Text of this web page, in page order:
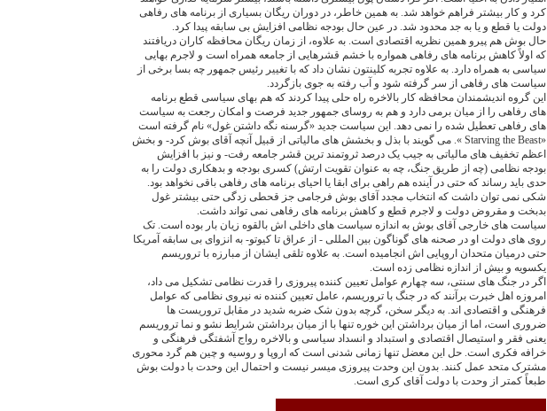
کرد و کار بيشتر فراهم خواهد شد. به همين خاطر، در دوران ريگان بسياری از برنامه های رفاهی
دولت يا قطع و يا به جد محدود شد. در عين حال بودجه نظامی افزايش بی سابقه پيدا کرد.
حال بوش هم پيرو همين نظريه اقتصادی است. به علاوه، از زمان ريگان محافظه کاران دريافتند
که اولاً کاهش برنامه های رفاهی همواره با خشم قشرهايی از جامعه همراه است و لاجرم بهايی
سياسی به همراه دارد. به علاوه تجربه کلينتون نشان داد که با تغيير رئيس جمهور چه بسا برخی از
سياست های رفاهی از سر گرفته شود و آب رفته به جوی بازگردد.
اين گروه انديشمندان محافظه کار بالاخره راه حلی پيدا کردند که هم بهای سياسی قطع برنامه
های رفاهی را از ميان برمی دارد و هم به روسای جمهور جديد فرصت و امکان رجعت به سياست
های رفاهی تعطيل شده را نمی دهد. اين سياست جديد «گرسنه نگه داشتن غول» نام گرفته است
«Starving the Beast ». می گويند با بذل و بخشش های مالياتی از قبيل آنچه آقای بوش کرد- و بخش
اعظم تخفيف های مالياتی به جيب يک درصد ثروتمند ترين قشر جامعه رفت- و نيز با افزايش
بودجه نظامی (چه از طريق جنگ، چه به عنوان تقويت ارتش) کسری بودجه و بدهکاری دولت را به
حدی بايد رساند که حتی در آينده هم راهی برای ابقا يا احيای برنامه های رفاهی باقی نخواهد بود.
شکی نمی توان داشت که انتخاب مجدد آقای بوش فرجامی جز قحطی زدگی حتی بيشتر غول
بدبخت و مقروض دولت و لاجرم قطع و کاهش برنامه های رفاهی نمی تواند داشت.
سياست های خارجی آقای بوش به اندازه سياست های داخلی اش بالقوه زيان بار بوده است. تک
روی های دولت او در صحنه های گوناگون بين المللی - از عراق تا کيوتو- به انزوای بی سابقه آمريکا
حتی درميان متحدان اروپايی اش انجاميده است. به علاوه تلقی ايشان از مبارزه با تروريسم
يکسويه و بيش از اندازه نظامی زده است.
اگر در جنگ های سنتی، سه چهارم عوامل تعيين کننده پيروزی را قدرت نظامی تشکيل می داد،
امروزه اهل خبرت برآنند که در جنگ با تروريسم، عامل تعيين کننده نه نيروی نظامی که عوامل
فرهنگی و اقتصادی اند. به ديگر سخن، گرچه بدون شک ضربه شديد در مقابل تروريست ها
ضروری است، اما از ميان برداشتن اين خوره تنها با از ميان برداشتن شرايط نشو و نما تروريسم
يعنی فقر و استيصال اقتصادی و استبداد و انسداد سياسی و بالاخره رواج آشفتگی فرهنگی و
خرافه فکری است. حل اين معضل تنها زمانی شدنی است که اروپا و روسيه و چين هم گرد محوری
مشترک متحد عمل کنند. بدون اين وحدت پيروزی ميسر نيست و احتمال اين وحدت با دولت بوش
طبعاً کمتر از وحدت با دولت آقای کری است.